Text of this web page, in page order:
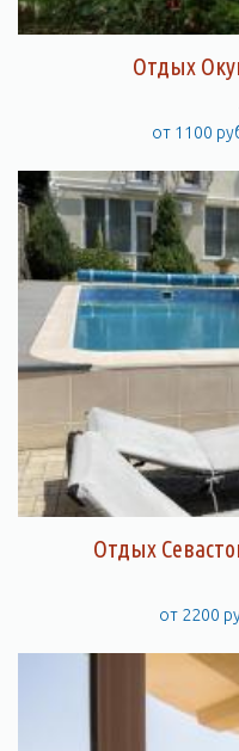
Отдых
от 1100
Отдых
от 2200